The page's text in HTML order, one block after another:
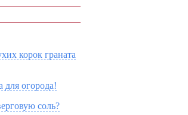
корок граната
для огорода!
соль?